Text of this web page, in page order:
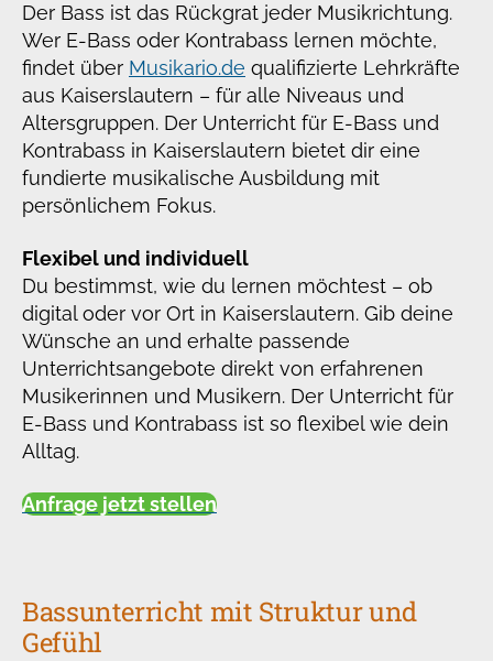
Der Bass ist das Rückgrat jeder Musikrichtung.
Wer E-Bass oder Kontrabass lernen möchte,
findet über Musikario.de qualifizierte Lehrkräfte
aus Kaiserslautern – für alle Niveaus und
Altersgruppen. Der Unterricht für E-Bass und
Kontrabass in Kaiserslautern bietet dir eine
fundierte musikalische Ausbildung mit
persönlichem Fokus.
Flexibel und individuell
Du bestimmst, wie du lernen möchtest – ob
digital oder vor Ort in Kaiserslautern. Gib deine
Wünsche an und erhalte passende
Unterrichtsangebote direkt von erfahrenen
Musikerinnen und Musikern. Der Unterricht für
E-Bass und Kontrabass ist so flexibel wie dein
Alltag.
Anfrage jetzt stellen
Bassunterricht mit Struktur und
Gefühl